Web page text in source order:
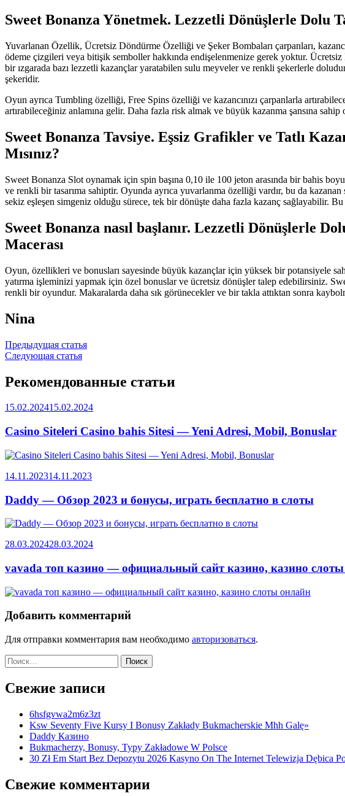
Sweet Bonanza Yönetmek. Lezzetli Dönüşlerle
Yuvarlanan Özellik, Ücretsiz Döndürme Özelliği ve Şeker Bombaları çarpanları,
ödeme çizgileri veya bitişik semboller hakkında endişelenmenize gerek yoktur.
bir ızgarada bazı lezzetli kazançlar yaratabilen sulu meyveler ve renkli şekerlerle
şekeridir.
Oyun ayrıca Tumbling özelliği, Free Spins özelliği ve kazancınızı çarpanlarla
artırabileceğiniz anlamına gelir. Daha fazla risk almak ve büyük kazanma şansına
Sweet Bonanza Tavsiye. Eşsiz Grafikler ve Tatlı
Mısınız?
Sweet Bonanza Slot oynamak için spin başına 0,10 ile 100 jeton arasında bir bahis
ve renkli bir tasarıma sahiptir. Oyunda ayrıca yuvarlanma özelliği vardır, bu da
sekiz eşleşen simgeniz olduğu sürece, tek bir dönüşte daha fazla kazanç sağlayabilir.
Sweet Bonanza nasıl başlanır. Lezzetli Dönüşlerle
Macerası
Oyun, özellikleri ve bonusları sayesinde büyük kazançlar için yüksek bir potansiyele
yatırma işleminizi yapmak için özel bonuslar ve ücretsiz dönüşler talep edebilirsiniz.
renkli bir oyundur. Makaralarda daha sık görünecekler ve bir takla attıktan sonra
Nina
Навигация
по
записям
Предыдущая статья
Следующая статья
Рекомендованные статьи
15.02.202415.02.2024
Casino Siteleri Casino bahis Sitesi — Yeni Adresi, Mobil, Bonuslar
14.11.202314.11.2023
Daddy — Обзор 2023 и бонусы, играть бесплатно в слоты
28.03.202428.03.2024
vavada топ казино — официальный сайт казино, казино
Добавить комментарий
Для отправки комментария вам необходимо авторизоваться.
Найти:
Свежие записи
6hsfgvwa2m6z3zt
Ksw Seventy Five Kursy I Bonusy Zakłady Bukmacherskie Mhh Galę»
Daddy Казино
Bukmacherzy, Bonusy, Typy Zakładowe W Polsce
30 Zł Em Start Bez Depozytu 2026 Kasyno On The Internet Telewizja Dębica
Свежие комментарии